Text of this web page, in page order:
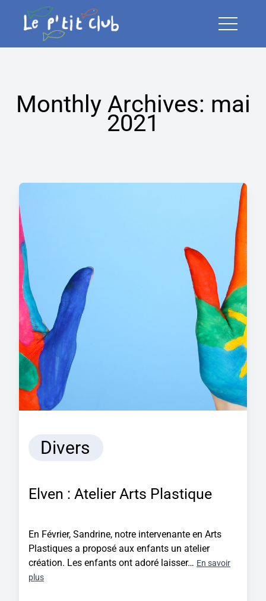
Monthly Archives: mai
2021
Divers
Elven : Atelier Arts Plastique
En Février, Sandrine, notre intervenante en Arts
Plastiques a proposé aux enfants un atelier
création. Les enfants ont adoré laisser… En savoir
plus